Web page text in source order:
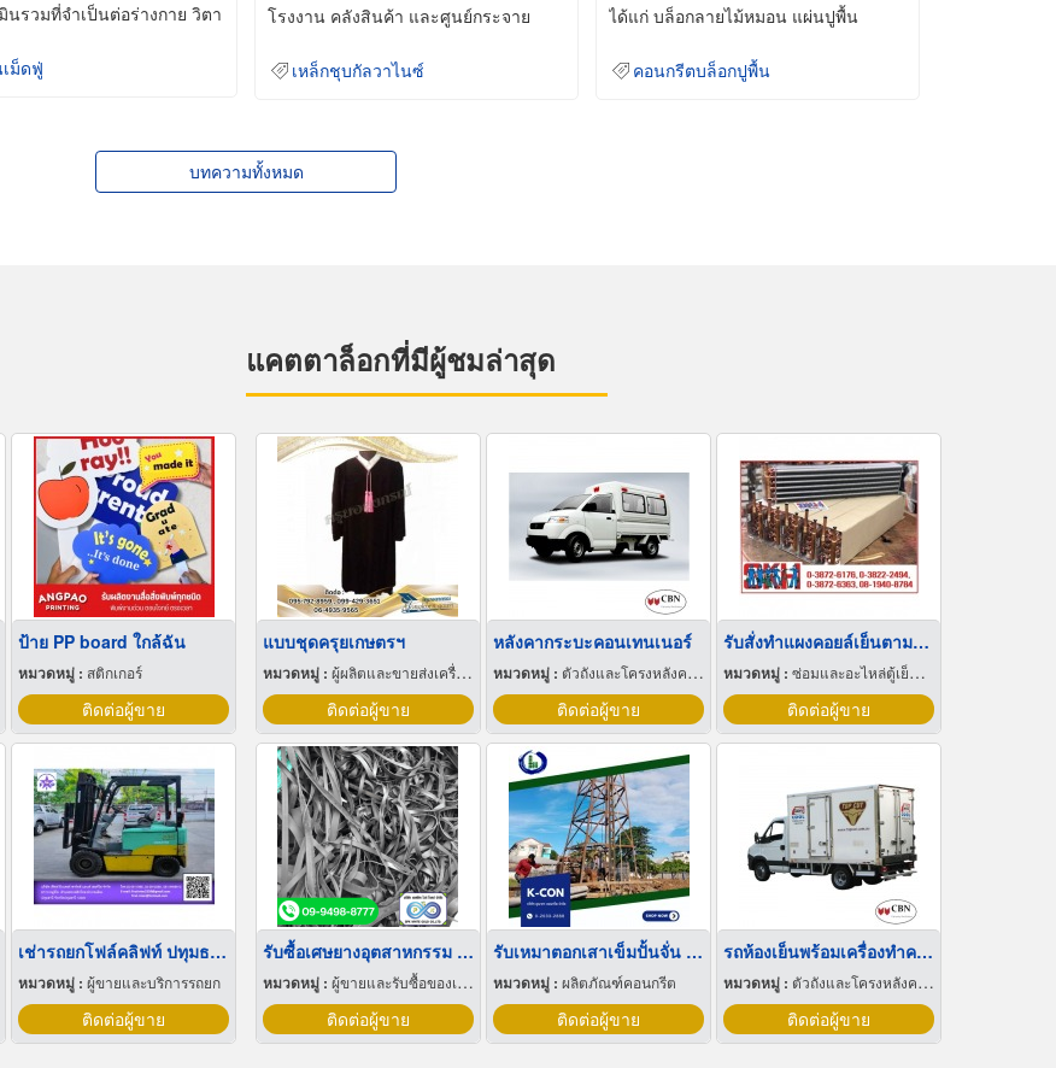
นรวมที่จำเป็นต่อร่างกาย วิตา
ม็ดฟู่
โรงงาน คลังสินค้า และศูนย์กระจาย
เหล็กชุบกัลวาไนซ์
ได้แก่ บล็อกลายไม้หมอน แผ่นปูพื้น
คอนกรีตบล็อกปูพื้น
บทความทั้งหมด
ป้าย PP board ใกล้ฉัน
หมวดหมู่ : สติกเกอร์
ติดต่อผู้ขาย
เช่ารถยกโฟล์คลิฟท์ ปทุมธานี
หมวดหมู่ :ผู้ขายและบริการรถยก
ติดต่อผู้ขาย
แคตตาล็อกที่มีผู้ชมล่าสุด
แบบชุดครุยเกษตรฯ
หมวดหมู่ : ผู้ผลิตและขายส่งเครื่องแบบ
ติดต่อผู้ขาย
หลังคากระบะคอนเทนเนอร์
หมวดหมู่ : ตัวถังและโครงหลังคาสำหรับรถบรรทุกและรถกระบะ
ติดต่อผู้ขาย
รับสั่งทำแผงคอยล์เย็นตามขนาด
หมวดหมู่ :ซ่อมและอะไหล่ตู้เย็นและตู้แช่แข็ง
ติดต่อผู้ขาย
รับซื้อเศษยางอุตสาหกรรม ชลบุรี
หมวดหมู่ : ผู้ขายและรับซื้อของเก่าและเศษเหล็ก
ติดต่อผู้ขาย
รับเหมาตอกเสาเข็มปั้นจั่น สมุทรปราการ
หมวดหมู่ : ผลิตภัณฑ์คอนกรีต
ติดต่อผู้ขาย
รถห้องเย็นพร้อมเครื่องทำความเย็น
หมวดหมู่ : ตัวถังและโครงหลังคาสำหรับรถบรรทุกและรถกระบะ
ติดต่อผู้ขาย